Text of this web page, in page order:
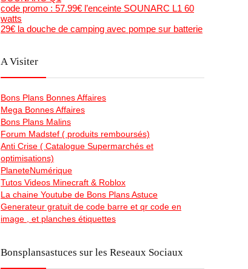
code promo : 57.99€ l’enceinte SOUNARC L1 60
watts
29€ la douche de camping avec pompe sur batterie
A Visiter
Bons Plans Bonnes Affaires
Mega Bonnes Affaires
Bons Plans Malins
Forum Madstef ( produits remboursés)
Anti Crise ( Catalogue Supermarchés et
optimisations)
PlaneteNumérique
Tutos Videos Minecraft & Roblox
La chaine Youtube de Bons Plans Astuce
Generateur gratuit de code barre et qr code en
image , et planches étiquettes
Bonsplansastuces sur les Reseaux Sociaux